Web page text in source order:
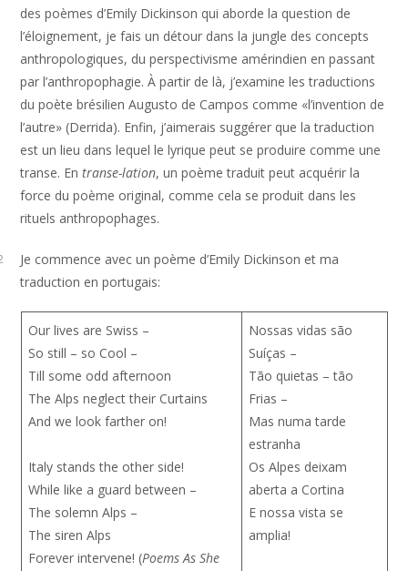
des poèmes d’Emily Dickinson qui aborde la question de
l’éloignement, je fais un détour dans la jungle des concepts
anthropologiques, du perspectivisme amérindien en passant
par l’anthropophagie. À partir de là, j’examine les traductions
du poète brésilien Augusto de Campos comme «l’invention de
l’autre» (Derrida). Enfin, j’aimerais suggérer que la traduction
est un lieu dans lequel le lyrique peut se produire comme une
transe. Entranse-lation, un poème traduit peut acquérir la
force du poème original, comme cela se produit dans les
rituels anthropophages.
Je commence avec un poème d’Emily Dickinson et ma
traduction en portugais:
Our lives are Swiss –
So still – so Cool –
Till some odd afternoon
The Alps neglect their Curtains
And we look farther on!
Italy stands the other side!
While like a guard between –
The solemn Alps –
The siren Alps
Forever intervene! (Poems As She
Nossas vidas são
Suíças –
Tão quietas – tão
Frias –
Mas numa tarde
estranha
Os Alpes deixam
aberta a Cortina
E nossa vista se
amplia!